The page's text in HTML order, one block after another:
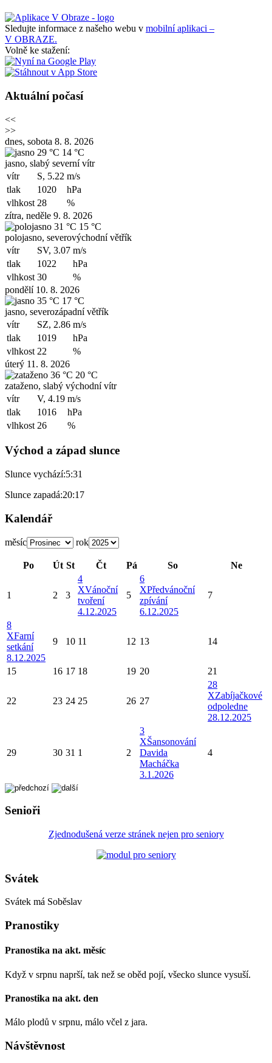
Sledujte informace z našeho webu v mobilní aplikaci –
V OBRAZE.
Volně ke stažení:
Aktuální počasí
<<
>>
dnes, sobota 8. 8. 2026
29 °C 14 °C
jasno, slabý severní vítr
vítr
S, 5.22 m/s
tlak
1020
hPa
vlhkost 28
%
zítra, neděle 9. 8. 2026
31 °C 15 °C
polojasno, severovýchodní větřík
vítr
SV, 3.07 m/s
tlak
1022
hPa
vlhkost 30
%
pondělí 10. 8. 2026
35 °C 17 °C
jasno, severozápadní větřík
vítr
SZ, 2.86 m/s
tlak
1019
hPa
vlhkost 22
%
úterý 11. 8. 2026
36 °C 20 °C
zataženo, slabý východní vítr
vítr
V, 4.19 m/s
tlak
1016
hPa
vlhkost 26 %
Východ a západ slunce
Slunce vychází:5:31
Slunce zapadá:20:17
Kalendář
měsíc rok
Po Út St Čt Pá So Ne
1 2 3
4
XVánoční
tvoření
4.12.2025
5
6
XPředvánoční
zpívání
6.12.2025
7
8
XFarní
setkání
8.12.2025
9 10 11 12 13 14
15 16 17 18 19 20 21
22 23 24 25 26 27
28
XZabíjačkové
odpoledne
28.12.2025
29 30 31 1 2
3
XŠansonování
Davida
Macháčka
3.1.2026
4
Senioři
Zjednodušená verze stránek nejen pro seniory
Svátek
Svátek má Soběslav
Pranostiky
Pranostika na akt. měsíc
Když v srpnu naprší, tak než se oběd pojí, všecko slunce vysuší.
Pranostika na akt. den
Málo plodů v srpnu, málo včel z jara.
Návštěvnost